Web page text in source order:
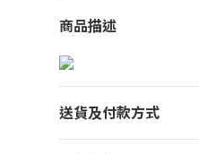
商品描述
送貨及付款方式